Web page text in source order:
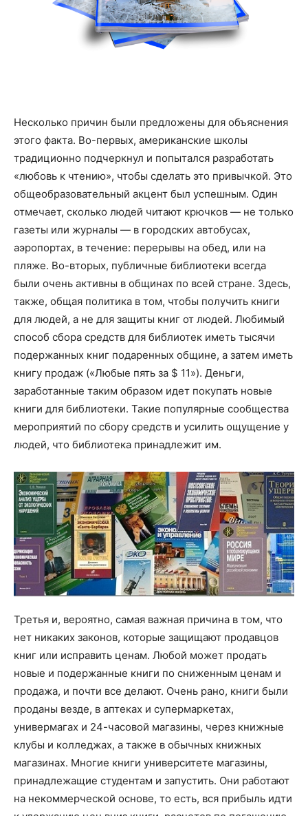
Несколько причин были предложены для объяснения
этого факта. Во-первых, американские школы
традиционно подчеркнул и попытался разработать
«любовь к чтению», чтобы сделать это привычкой. Это
общеобразовательный акцент был успешным. Один
отмечает, сколько людей читают крючков — не только
газеты или журналы — в городских автобусах,
аэропортах, в течение: перерывы на обед, или на
пляже. Во-вторых, публичные библиотеки всегда
были очень активны в общинах по всей стране. Здесь,
также, общая политика в том, чтобы получить книги
для людей, а не для защиты книг от людей. Любимый
способ сбора средств для библиотек иметь тысячи
подержанных книг подаренных общине, а затем иметь
книгу продаж («Любые пять за $ 11»). Деньги,
заработанные таким образом идет покупать новые
книги для библиотеки. Такие популярные сообщества
мероприятий по сбору средств и усилить ощущение у
людей, что библиотека принадлежит им.
Третья и, вероятно, самая важная причина в том, что
нет никаких законов, которые защищают продавцов
книг или исправить ценам. Любой может продать
новые и подержанные книги по сниженным ценам и
продажа, и почти все делают. Очень рано, книги были
проданы везде, в аптеках и супермаркетах,
универмагах и 24-часовой магазины, через книжные
клубы и колледжах, а также в обычных книжных
магазинах. Многие книги университете магазины,
принадлежащие студентам и запустить. Они работают
на некоммерческой основе, то есть, вся прибыль идти